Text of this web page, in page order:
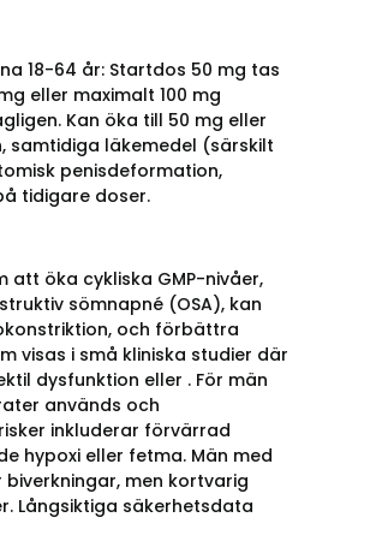
18-64 år: Startdos 50 mg tas
eller maximalt 100 mg
Kan öka till 50 mg eller
samtidiga läkemedel (särskilt
penisdeformation,
tidigare doser.
att öka cykliska GMP-nivåer,
sömnapné (OSA), kan
och förbättra
visas i små kliniska studier där
dysfunktion eller . För män
används och
inkluderar förvärrad
hypoxi eller fetma. Män med
men kortvarig
Långsiktiga säkerhetsdata